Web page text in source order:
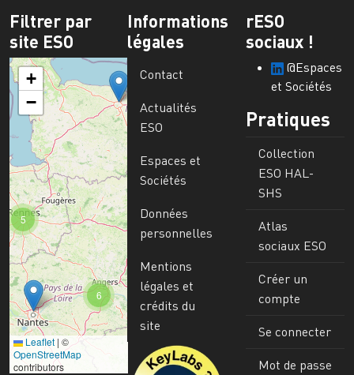
Filtrer par
site ESO
6
5
+
−
Leaflet | ©
OpenStreetMap
contributors
Informations
légales
Contact
Actualités
ESO
Espaces et
Sociétés
Données
personnelles
Mentions
légales et
crédits du
site
Image
rESO
sociaux !
@Espaces
et Sociétés
Pratiques
Collection
ESO HAL-
SHS
Atlas
sociaux ESO
Créer un
compte
Se connecter
Mot de passe